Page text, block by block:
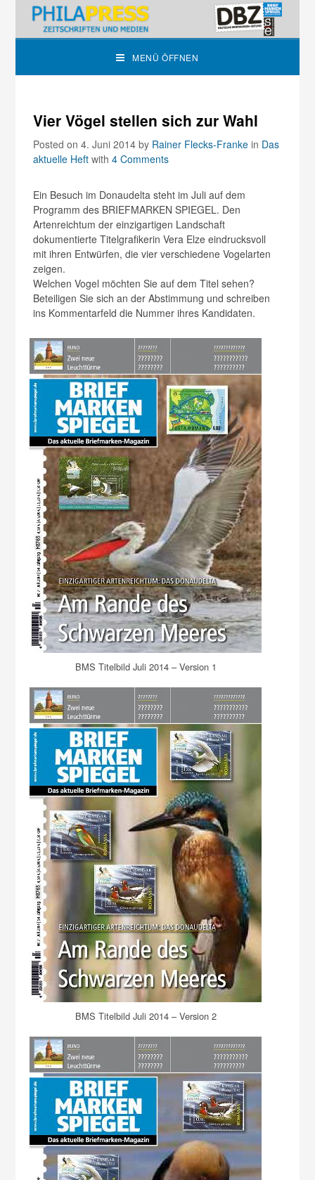
MENÜ ÖFFNEN
Vier Vögel stellen sich zur Wahl
Posted on 4. Juni 2014by Rainer Flecks-Franke in Das
aktuelle Heft with4 Comments
Ein Besuch im Donaudelta steht im Juli auf dem
Programm des BRIEFMARKEN SPIEGEL. Den
Artenreichtum der einzigartigen Landschaft
dokumentierte Titelgrafikerin Vera Elze eindrucksvoll
mit ihren Entwürfen, die vier verschiedene Vogelarten
zeigen.
Welchen Vogel möchten Sie auf dem Titel sehen?
Beteiligen Sie sich an der Abstimmung und schreiben
ins Kommentarfeld die Nummer ihres Kandidaten.
BMS Titelbild Juli 2014 – Version 1
BMS Titelbild Juli 2014 – Version 2